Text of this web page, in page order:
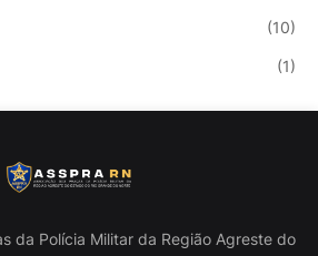
(10)
(1)
da Polícia Militar da Região Agreste do